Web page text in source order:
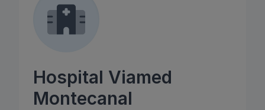
Hospital Viamed
Montecanal